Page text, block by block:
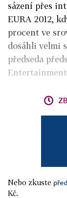
sázení přes
EURA 2012,
procent ve
dosáhli velmi
předseda
Nebo zkuste
Kč.